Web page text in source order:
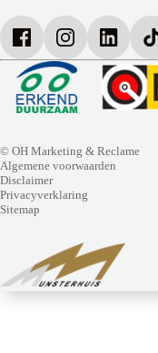
© OH Marketing & Reclame
Algemene voorwaarden
Disclaimer
Privacyverklaring
Sitemap